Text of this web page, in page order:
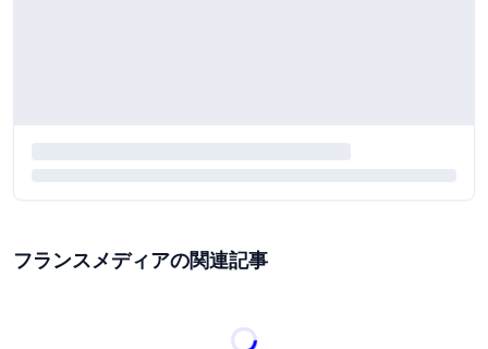
フランスメディアの関連記事